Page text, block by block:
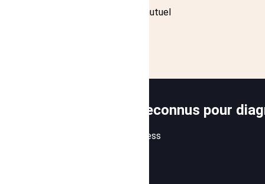
cohésion d’équipe et le respect mutuel
scientifiquement reconnus pour
diagnostiquer les facteurs de stress